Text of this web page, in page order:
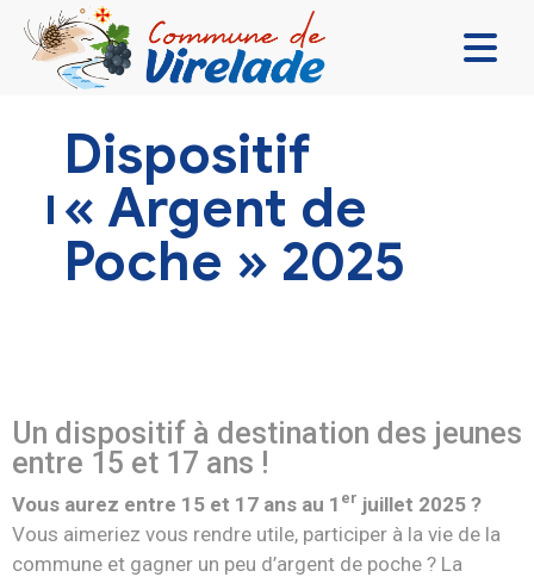
VIVRE ENSEMBLE
SE DIVERTIR
DÉCOUVRIR
Dispositif
« Argent de
Poche » 2025
Un dispositif à destination des jeunes
entre 15 et 17 ans !
Vous aurez entre 15 et 17 ans au 1 er juillet 2025 ?
Vous aimeriez vous rendre utile, participer à la vie de la
commune et gagner un peu d’argent de poche ? La